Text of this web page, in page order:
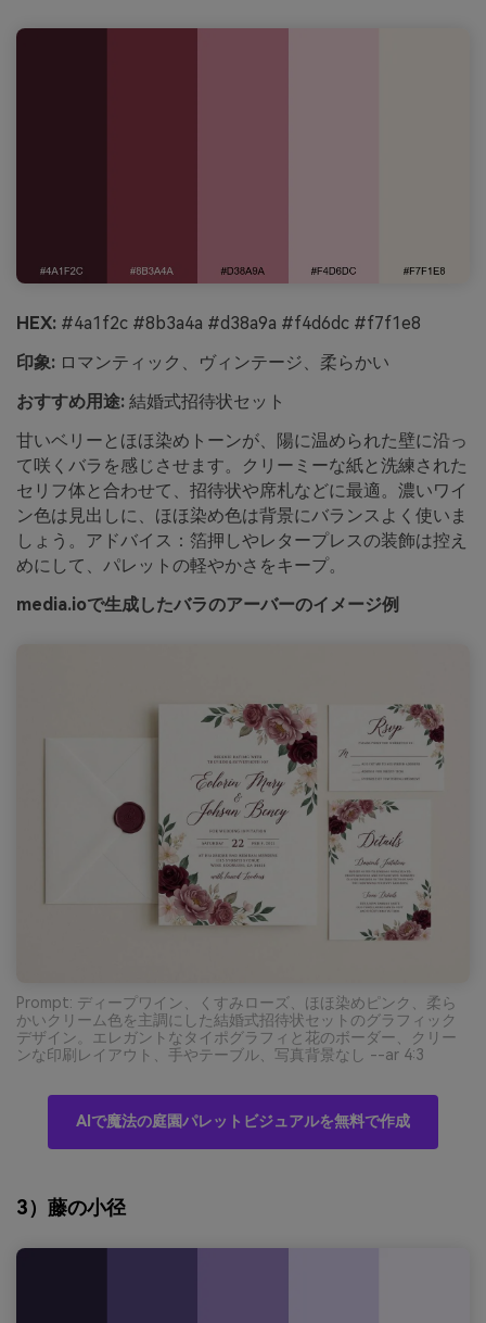
HEX: #4a1f2c #8b3a4a #d38a9a #f4d6dc #f7f1e8
印象: ロマンティック、ヴィンテージ、柔らかい
おすすめ用途: 結婚式招待状セット
甘いベリーとほほ染めトーンが、陽に温められた壁に沿っ
て咲くバラを感じさせます。クリーミーな紙と洗練された
セリフ体と合わせて、招待状や席札などに最適。濃いワイ
ン色は見出しに、ほほ染め色は背景にバランスよく使いま
しょう。アドバイス：箔押しやレタープレスの装飾は控え
めにして、パレットの軽やかさをキープ。
media.ioで生成したバラのアーバーのイメージ例
Prompt: ディープワイン、くすみローズ、ほほ染めピンク、柔ら
かいクリーム色を主調にした結婚式招待状セットのグラフィック
デザイン。エレガントなタイポグラフィと花のボーダー、クリー
ンな印刷レイアウト、手やテーブル、写真背景なし --ar 4:3
AIで魔法の庭園パレットビジュアルを無料で作成
3）藤の小径